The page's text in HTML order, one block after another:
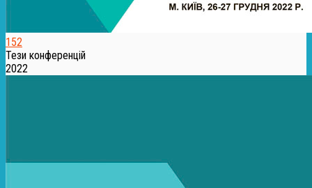
152
Тези конференцій
2022